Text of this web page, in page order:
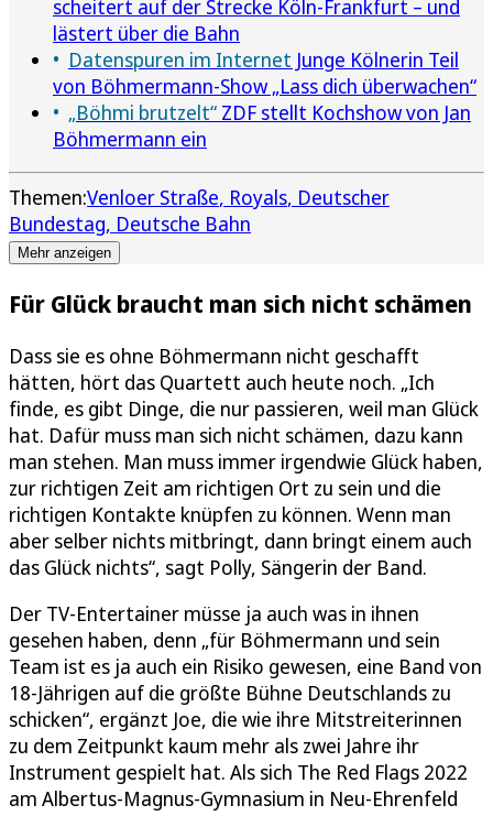
scheitert auf der Strecke Köln-Frankfurt – und
lästert über die Bahn
Datenspuren im Internet Junge Kölnerin Teil
von Böhmermann-Show „Lass dich überwachen“
„Böhmi brutzelt“ ZDF stellt Kochshow von Jan
Böhmermann ein
Themen:Venloer Straße Royals Deutscher
Bundestag Deutsche Bahn
Mehr anzeigen
Für Glück braucht man sich nicht schämen
Dass sie es ohne Böhmermann nicht geschafft
hätten, hört das Quartett auch heute noch. „Ich
finde, es gibt Dinge, die nur passieren, weil man Glück
hat. Dafür muss man sich nicht schämen, dazu kann
man stehen. Man muss immer irgendwie Glück haben,
zur richtigen Zeit am richtigen Ort zu sein und die
richtigen Kontakte knüpfen zu können. Wenn man
aber selber nichts mitbringt, dann bringt einem auch
das Glück nichts“, sagt Polly, Sängerin der Band.
Der TV-Entertainer müsse ja auch was in ihnen
gesehen haben, denn „für Böhmermann und sein
Team ist es ja auch ein Risiko gewesen, eine Band von
18-Jährigen auf die größte Bühne Deutschlands zu
schicken“, ergänzt Joe, die wie ihre Mitstreiterinnen
zu dem Zeitpunkt kaum mehr als zwei Jahre ihr
Instrument gespielt hat. Als sich The Red Flags 2022
am Albertus-Magnus-Gymnasium in Neu-Ehrenfeld